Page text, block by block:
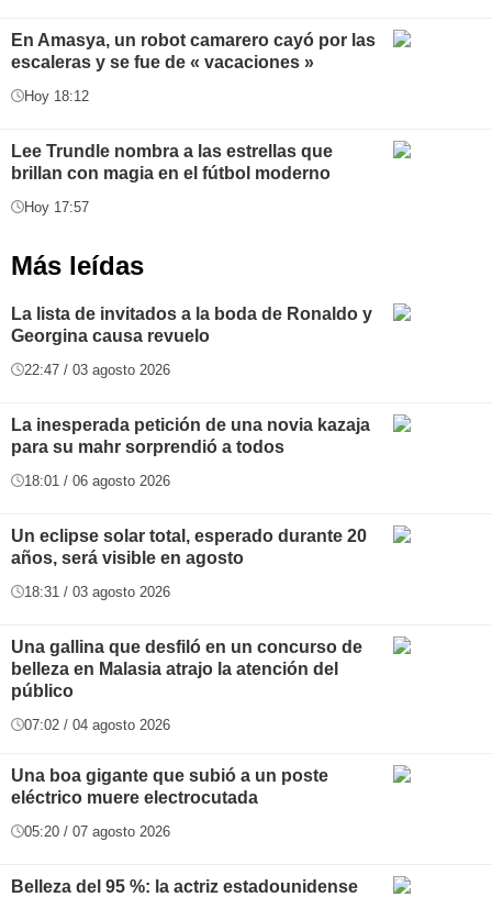
En Amasya, un robot camarero cayó por las
escaleras y se fue de « vacaciones »
Hoy 18:12
Lee Trundle nombra a las estrellas que
brillan con magia en el fútbol moderno
Hoy 17:57
Más leídas
La lista de invitados a la boda de Ronaldo y
Georgina causa revuelo
22:47 / 03 agosto 2026
La inesperada petición de una novia kazaja
para su mahr sorprendió a todos
18:01 / 06 agosto 2026
Un eclipse solar total, esperado durante 20
años, será visible en agosto
18:31 / 03 agosto 2026
Una gallina que desfiló en un concurso de
belleza en Malasia atrajo la atención del
público
07:02 / 04 agosto 2026
Una boa gigante que subió a un poste
eléctrico muere electrocutada
05:20 / 07 agosto 2026
Belleza del 95 %: la actriz estadounidense